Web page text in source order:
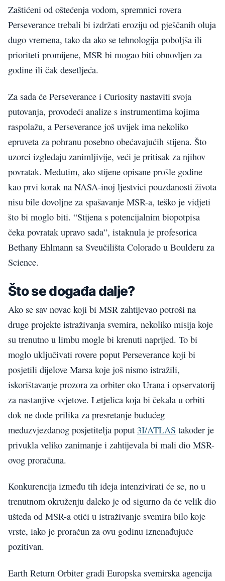
Zaštićeni od oštećenja vodom, spremnici rovera
Perseverance trebali bi izdržati eroziju od pješčanih oluja
dugo vremena, tako da ako se tehnologija poboljša ili
prioriteti promijene, MSR bi mogao biti obnovljen za
godine ili čak desetljeća.
Za sada će Perseverance i Curiosity nastaviti svoja
putovanja, provodeći analize s instrumentima kojima
raspolažu, a Perseverance još uvijek ima nekoliko
epruveta za pohranu posebno obećavajućih stijena. Što
uzorci izgledaju zanimljivije, veći je pritisak za njihov
povratak. Međutim, ako stijene opisane prošle godine
kao prvi korak na NASA-inoj ljestvici pouzdanosti života
nisu bile dovoljne za spašavanje MSR-a, teško je vidjeti
što bi moglo biti. “Stijena s potencijalnim biopotpisa
čeka povratak upravo sada”, istaknula je profesorica
Bethany Ehlmann sa Sveučilišta Colorado u Boulderu za
Science.
Što se događa dalje?
Ako se sav novac koji bi MSR zahtijevao potroši na
druge projekte istraživanja svemira, nekoliko misija koje
su trenutno u limbu mogle bi krenuti naprijed. To bi
moglo uključivati rovere poput Perseverance koji bi
posjetili dijelove Marsa koje još nismo istražili,
iskorištavanje prozora za orbiter oko Urana i opservatorij
za nastanjive svjetove. Letjelica koja bi čekala u orbiti
dok ne dođe prilika za presretanje budućeg
međuzvjezdanog posjetitelja poput 3I/ATLAS također je
privukla veliko zanimanje i zahtijevala bi mali dio MSR-
ovog proračuna.
Konkurencija između tih ideja intenzivirati će se, no u
trenutnom okruženju daleko je od sigurno da će velik dio
ušteda od MSR-a otići u istraživanje svemira bilo koje
vrste, iako je proračun za ovu godinu iznenađujuće
pozitivan.
Earth Return Orbiter gradi Europska svemirska agencija